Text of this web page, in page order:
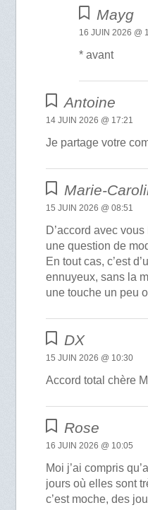
Mayg
16 JUIN 2026 @
* avant
Antoine
14 JUIN 2026 @ 17:21
Je partage votre
Marie-
15 JUIN 2026 @ 08:51
D’accord avec
une question de
En tout cas, c’est
ennuyeux, sans la
une touche un peu
DX
15 JUIN 2026 @ 10:30
Accord total chère
Rose
16 JUIN 2026 @ 10:05
Moi j’ai compris
jours où elles sont
c’est moche, des